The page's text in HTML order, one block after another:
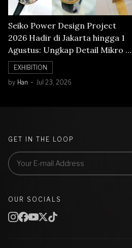
Seiko Power Design Project
2026 Hadir di Jakarta hingga 1
Agustus: Ungkap Detail Mikro di
Balik Seni Watchmaking
EXHIBITION
by Han Jul 23, 2026
GET IN THE LOOP
OUR SOCIALS